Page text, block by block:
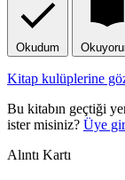
Okudum
Kitap kulüplerine
Bu kitabın geçtiği
ister misiniz? Üye
Alıntı Kartı